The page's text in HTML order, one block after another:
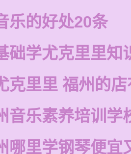
乐的好处20条
础学尤克里里知
克里里 福州的
音乐素养培训学
哪里学钢琴便宜